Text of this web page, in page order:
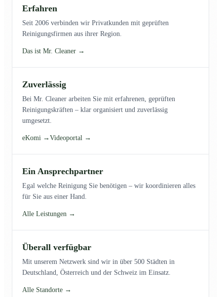
Erfahren
Seit 2006 verbinden wir Privatkunden mit geprüften
Reinigungsfirmen aus ihrer Region.
Das ist Mr. Cleaner →
Zuverlässig
Bei Mr. Cleaner arbeiten Sie mit erfahrenen, geprüften
Reinigungskräften – klar organisiert und zuverlässig
umgesetzt.
eKomi → Videoportal →
Ein Ansprechpartner
Egal welche Reinigung Sie benötigen – wir koordinieren alles
für Sie aus einer Hand.
Alle Leistungen →
Überall verfügbar
Mit unserem Netzwerk sind wir in über 500 Städten in
Deutschland, Österreich und der Schweiz im Einsatz.
Alle Standorte →